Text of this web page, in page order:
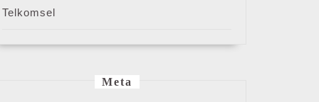
Telkomsel
Meta